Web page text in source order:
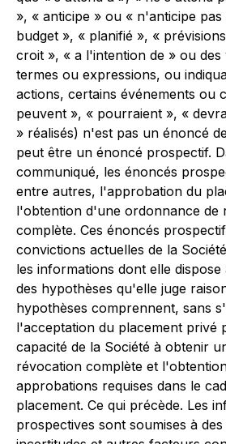
», « anticipe » ou « n'anticipe
budget », « planifié », «
croit », « a l'intention de » ou des
termes ou expressions, ou
actions, certains événements ou
peuvent », « pourraient », «
» réalisés) n'est pas un énoncé
peut être un énoncé prospectif.
communiqué, les énoncés
entre autres, l'approbation du
l'obtention d'une ordonnance de
complète. Ces énoncés
convictions actuelles de la
les informations dont elle
des hypothèses qu'elle juge
hypothèses comprennent, sans
l'acceptation du placement privé
capacité de la Société à obtenir
révocation complète et
approbations requises dans le
placement. Ce qui précède. Les
prospectives sont soumises à des